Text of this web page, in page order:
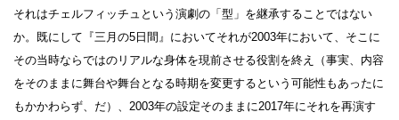
それはチェルフィッチュという演劇の「型」を継承することではない
か。既にして『三月の5日間』においてそれが2003年において、そこに
その当時ならではのリアルな身体を現前させる役割を終え（事実、内容
をそのままに舞台や舞台となる時期を変更するという可能性もあったに
もかかわらず、だ）、2003年の設定そのままに2017年にそれを再演す